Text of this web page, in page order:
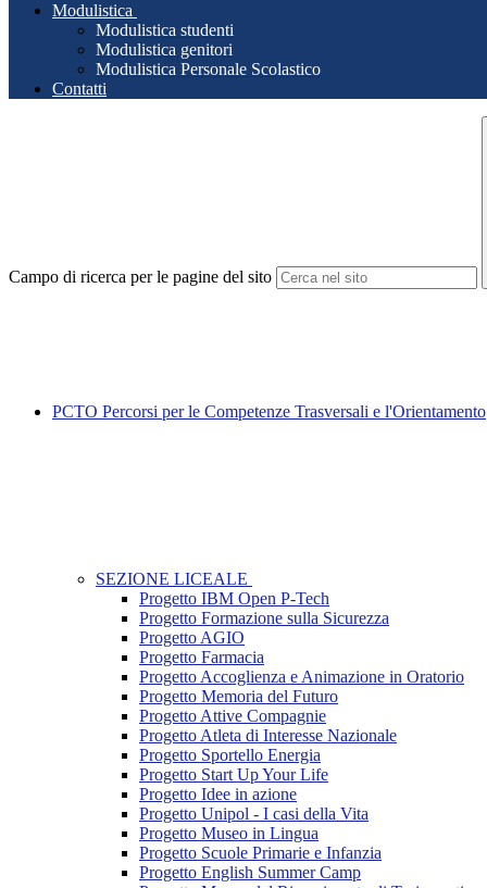
Modulistica
Modulistica studenti
Modulistica genitori
Modulistica Personale Scolastico
Contatti
Campo di ricerca per le pagine del sito
PCTO Percorsi per le Competenze Trasversali e l'Orientamento
SEZIONE LICEALE
Progetto IBM Open P-Tech
Progetto Formazione sulla Sicurezza
Progetto AGIO
Progetto Farmacia
Progetto Accoglienza e Animazione in Oratorio
Progetto Memoria del Futuro
Progetto Attive Compagnie
Progetto Atleta di Interesse Nazionale
Progetto Sportello Energia
Progetto Start Up Your Life
Progetto Idee in azione
Progetto Unipol - I casi della Vita
Progetto Museo in Lingua
Progetto Scuole Primarie e Infanzia
Progetto English Summer Camp